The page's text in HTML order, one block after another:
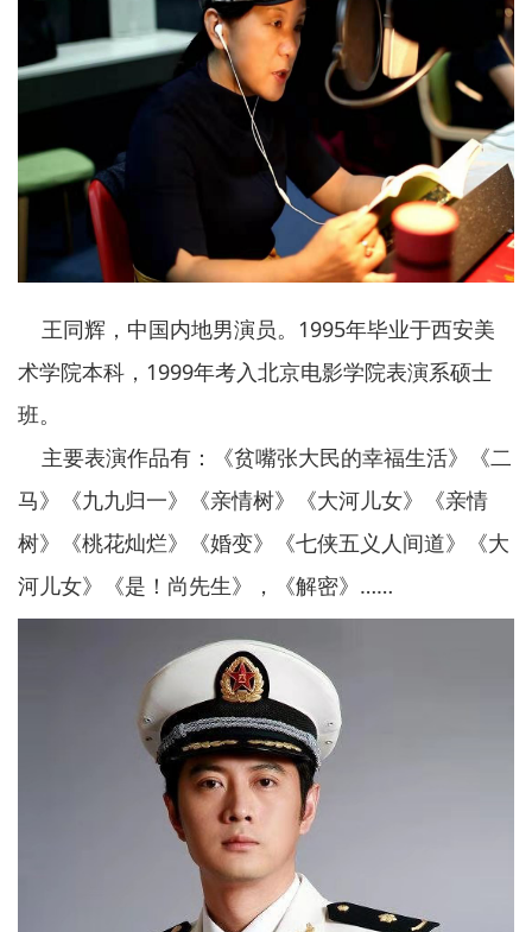
王同辉，中国内地男演员。1995年毕业于西安美
术学院本科，1999年考入北京电影学院表演系硕士
班。
主要表演作品有：《贫嘴张大民的幸福生活》《二
马》《九九归一》《亲情树》《大河儿女》《亲情
树》《桃花灿烂》《婚变》《七侠五义人间道》《大
河儿女》《是！尚先生》，《解密》……